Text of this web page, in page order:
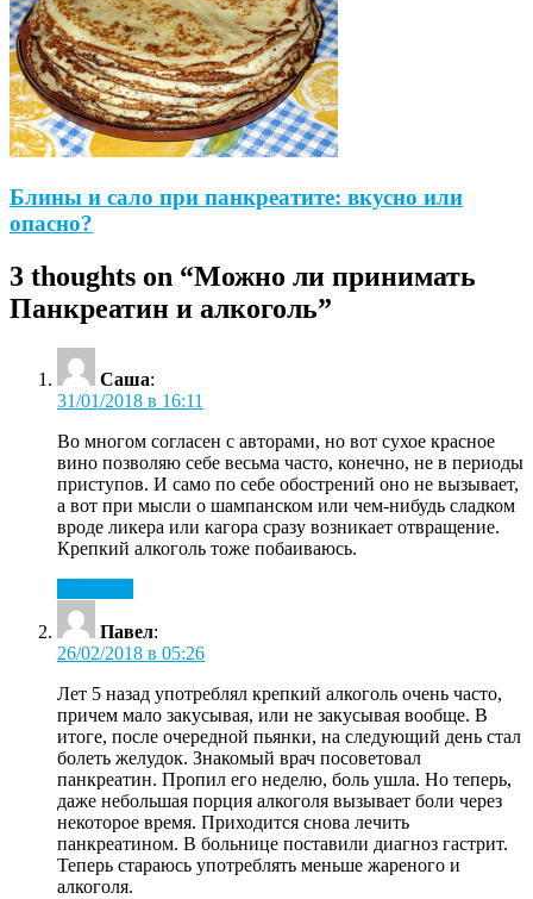
Блины и сало при панкреатите: вкусно или
опасно?
3 thoughts on “Можно ли принимать
Панкреатин и алкоголь”
Саша:
31/01/2018 в 16:11
Во многом согласен с авторами, но вот сухое красное
вино позволяю себе весьма часто, конечно, не в периоды
приступов. И само по себе обострений оно не вызывает,
а вот при мысли о шампанском или чем-нибудь сладком
вроде ликера или кагора сразу возникает отвращение.
Крепкий алкоголь тоже побаиваюсь.
Павел:
26/02/2018 в 05:26
Лет 5 назад употреблял крепкий алкоголь очень часто,
причем мало закусывая, или не закусывая вообще. В
итоге, после очередной пьянки, на следующий день стал
болеть желудок. Знакомый врач посоветовал
панкреатин. Пропил его неделю, боль ушла. Но теперь,
даже небольшая порция алкоголя вызывает боли через
некоторое время. Приходится снова лечить
панкреатином. В больнице поставили диагноз гастрит.
Теперь стараюсь употреблять меньше жареного и
алкоголя.